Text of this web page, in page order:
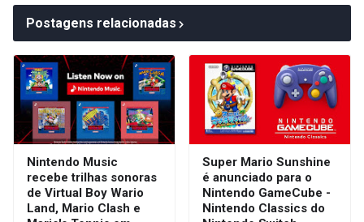
Postagens relacionadas
Nintendo Music
recebe trilhas sonoras
de Virtual Boy Wario
Land, Mario Clash e
Super Mario Sunshine
é anunciado para o
Nintendo GameCube -
Nintendo Classics do